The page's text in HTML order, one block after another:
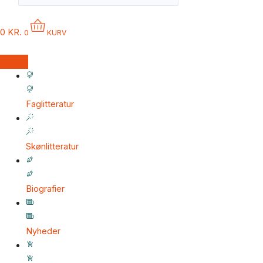
0 KR. 0 KURV
Faglitteratur
Skønlitteratur
Biografier
Nyheder